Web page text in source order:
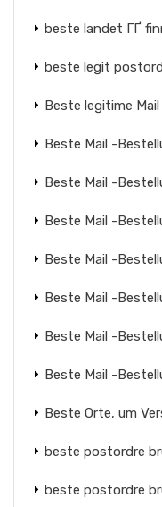
beste landet ГҐ
beste legit
Beste legitime
Beste Mail -
Beste Mail -
Beste Mail -
Beste Mail -
Beste Mail -
Beste Mail -
Beste Mail -
Beste Orte, um
beste postordre
beste postordre